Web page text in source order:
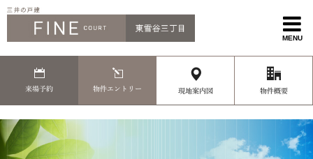
MENU
来場予約 物件エントリー 現地案内図 物件概要